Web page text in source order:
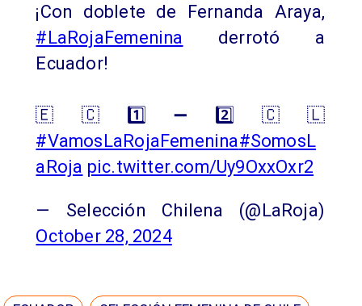
¡Con doblete de Fernanda Araya,
#LaRojaFemenina derrotó a
Ecuador!
🇪🇨1️⃣➖2️⃣🇨🇱
#VamosLaRojaFemenina#SomosL
aRoja pic.twitter.com/Uy9OxxOxr2
— Selección Chilena (@LaRoja)
October 28, 2024